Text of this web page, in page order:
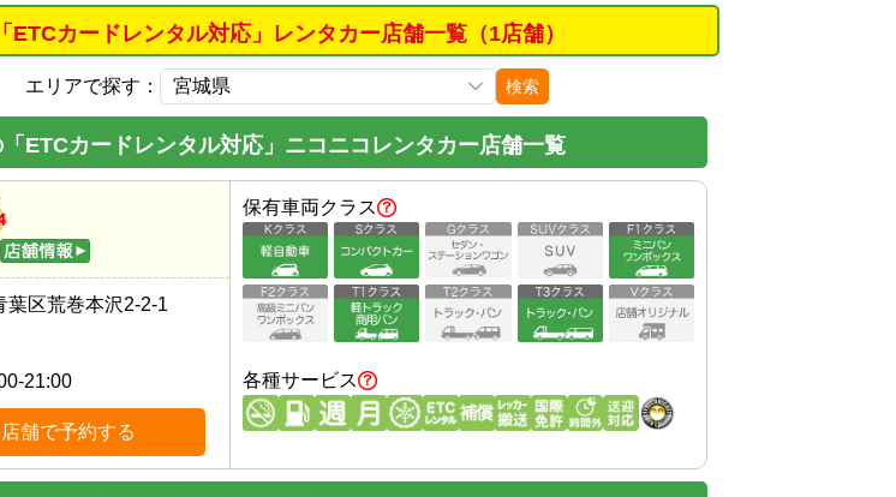
ETCカードレンタル対応」レンタカー店舗一覧（1店舗）
エリアで探す： 検索
ETCカードレンタル対応」ニコニコレンタカー店舗一覧
葉区荒巻本沢2-2-1
21:00
舗で予約する
保有車両クラス
各種サービス